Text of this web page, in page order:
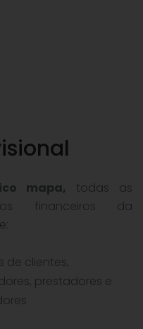
mapa, todas as
financeiros da
de clientes,
prestadores e